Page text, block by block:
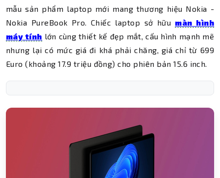
mẫu sản phẩm laptop mới mang thương hiệu Nokia -
Nokia PureBook Pro. Chiếc laptop sở hữu màn hình
máy tính lớn cùng thiết kế đẹp mắt, cấu hình mạnh mẽ
nhưng lại có mức giá đi khá phải chăng, giá chỉ từ 699
Euro (khoảng 17.9 triệu đồng) cho phiên bản 15.6 inch.